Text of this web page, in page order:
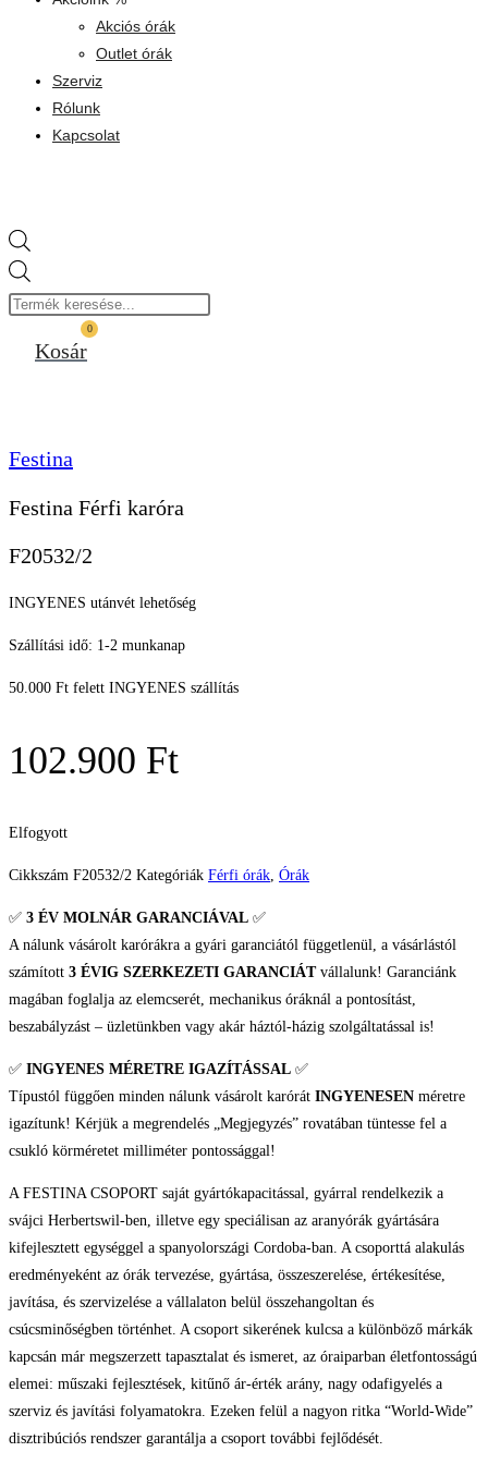
Akciós órák
Outlet órák
Szerviz
Rólunk
Kapcsolat
search
0
Kosár
Festina
Festina Férfi karóra
F20532/2
INGYENES utánvét lehetőség
Szállítási idő: 1-2 munkanap
50.000 Ft felett INGYENES szállítás
102.900 Ft
Elfogyott
Cikkszám F20532/2 Kategóriák Férfi órák, Órák
✅ 3 ÉV MOLNÁR GARANCIÁVAL ✅
A nálunk vásárolt karórákra a gyári garanciától függetlenül, a vásárlástól
számított 3 ÉVIG SZERKEZETI GARANCIÁTvállalunk! Garanciánk
magában foglalja az elemcserét, mechanikus óráknál a pontosítást,
beszabályzást – üzletünkben vagy akár háztól-házig szolgáltatással is!
✅ INGYENES MÉRETRE IGAZÍTÁSSAL ✅
Típustól függően minden nálunk vásárolt karórát INGYENESEN méretre
igazítunk! Kérjük a megrendelés „Megjegyzés” rovatában tüntesse fel a
csukló körméretet milliméter pontossággal!
A FESTINA CSOPORT saját gyártókapacitással, gyárral rendelkezik a
svájci Herbertswil-ben, illetve egy speciálisan az aranyórák gyártására
kifejlesztett egységgel a spanyolországi Cordoba-ban. A csoporttá alakulás
eredményeként az órák tervezése, gyártása, összeszerelése, értékesítése,
javítása, és szervizelése a vállalaton belül összehangoltan és
csúcsminőségben történhet. A csoport sikerének kulcsa a különböző márkák
kapcsán már megszerzett tapasztalat és ismeret, az óraiparban életfontosságú
elemei: műszaki fejlesztések, kitűnő ár-érték arány, nagy odafigyelés a
szerviz és javítási folyamatokra. Ezeken felül a nagyon ritka “World-Wide”
disztribúciós rendszer garantálja a csoport további fejlődését.